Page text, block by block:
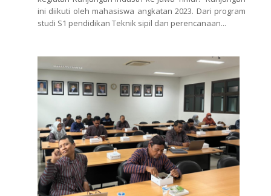
ini diikuti oleh mahasiswa angkatan 2023. Dari program
studi S1 pendidikan Teknik sipil dan perencanaan...